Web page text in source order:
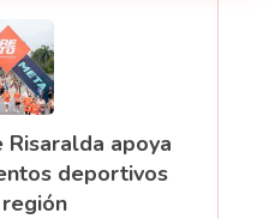
apoya
deportivos